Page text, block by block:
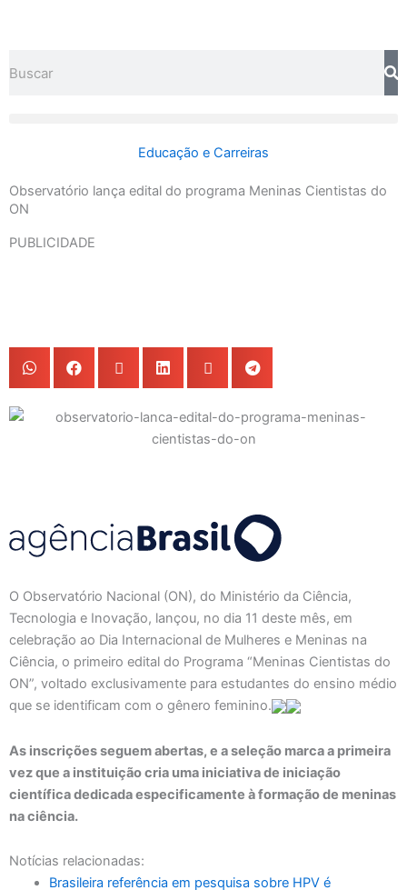
conteúdo
Educação e Carreiras
Observatório lança edital do programa Meninas Cientistas do
ON
PUBLICIDADE
O Observatório Nacional (ON), do Ministério da Ciência,
Tecnologia e Inovação, lançou, no dia 11 deste mês, em
celebração ao Dia Internacional de Mulheres e Meninas na
Ciência, o primeiro edital do Programa “Meninas Cientistas do
ON”, voltado exclusivamente para estudantes do ensino médio
que se identificam com o gênero feminino.
As inscrições seguem abertas, e a seleção marca a primeira
vez que a instituição cria uma iniciativa de iniciação
científica dedicada especificamente à formação de meninas
na ciência.
Notícias relacionadas:
Brasileira referência em pesquisa sobre HPV é